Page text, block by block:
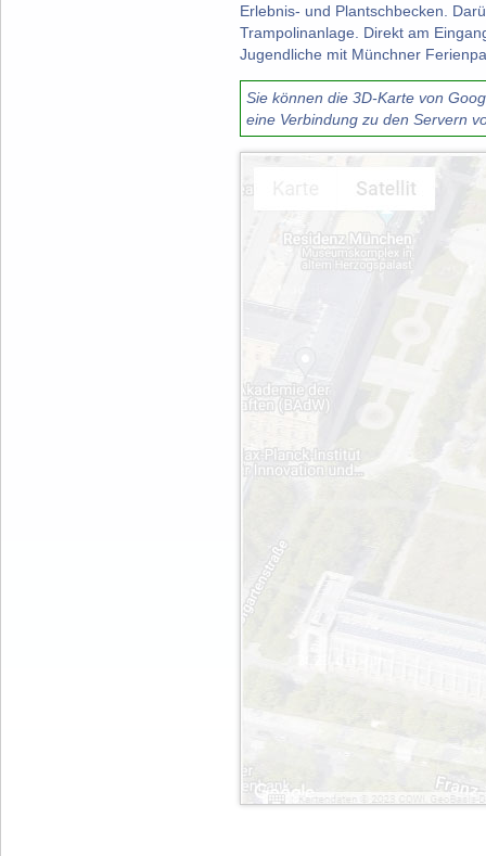
Erlebnis- und Plantschbecken.
Trampolinanlage. Direkt am
Jugendliche mit Münchner
Sie können die 3D-Karte von
eine Verbindung zu den Servern